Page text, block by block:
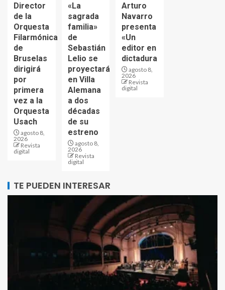
Director
de la
Orquesta
Filarmónica
de
Bruselas
dirigirá
por
primera
vez a la
Orquesta
Usach
agosto 8,
2026
Revista
digital
«La
sagrada
familia»
de
Sebastián
Lelio se
proyectará
en Villa
Alemana
a dos
décadas
de su
estreno
agosto 8,
2026
Revista
digital
Arturo
Navarro
presenta
«Un
editor en
dictadura
agosto 8,
2026
Revista
digital
TE PUEDEN INTERESAR